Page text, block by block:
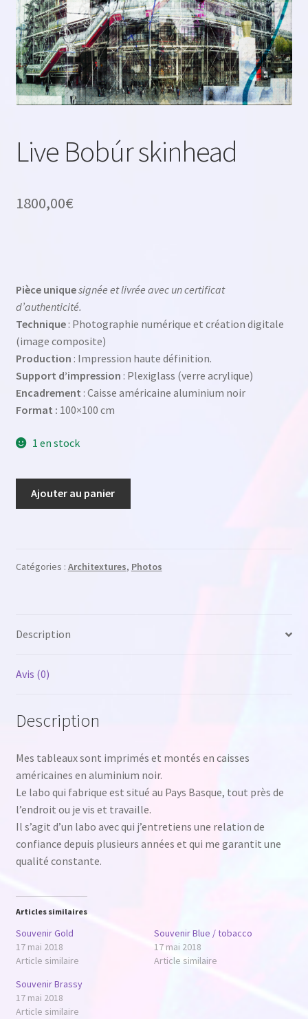
Live Bobúr skinhead
1800,00€
Pièce uniquesignée et livrée avec un certificat
d’authenticité.
Technique: Photographie numérique et création digitale
(image composite)
Production : Impression haute définition.
Support d’impression : Plexiglass (verre acrylique)
Encadrement : Caisse américaine aluminium noir
Format : 100×100 cm
1 en stock
Ajouter au panier
Catégories : Architextures, Photos
Description
Avis (0)
Description
Mes tableaux sont imprimés et montés en caisses
américaines en aluminium noir.
Le labo qui fabrique est situé au Pays Basque, tout près de
l’endroit ou je vis et travaille.
Il s’agit d’un labo avec qui j’entretiens une relation de
confiance depuis plusieurs années et qui me garantit une
qualité constante.
Articles similaires
Souvenir Gold
17 mai 2018
Article similaire
Souvenir Blue / tobacco
17 mai 2018
Article similaire
Souvenir Brassy
17 mai 2018
Article similaire